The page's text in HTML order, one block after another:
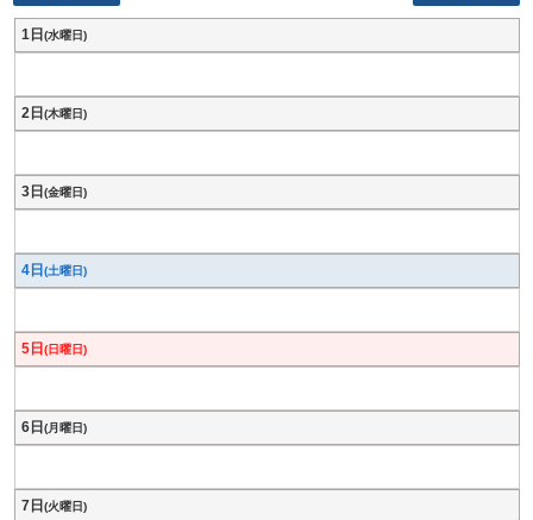
1日 (水曜日)
2日 (木曜日)
3日 (金曜日)
4日 (土曜日)
5日 (日曜日)
6日 (月曜日)
7日 (火曜日)